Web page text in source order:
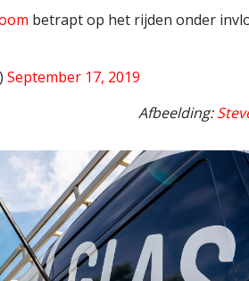
betrapt op het rijden onder
September 17, 2019
Afbeelding: